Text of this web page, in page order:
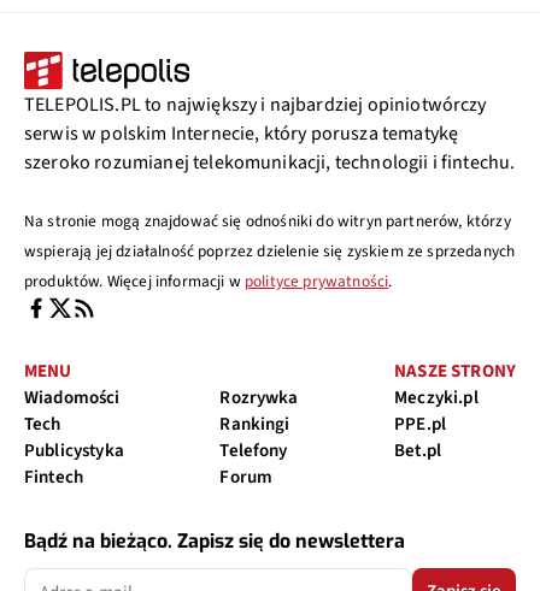
TELEPOLIS.PL to największy i najbardziej opiniotwórczy
serwis w polskim Internecie, który porusza tematykę
szeroko rozumianej telekomunikacji, technologii i fintechu.
Na stronie mogą znajdować się odnośniki do witryn partnerów, którzy
wspierają jej działalność poprzez dzielenie się zyskiem ze sprzedanych
produktów. Więcej informacji w polityce prywatności.
MENU
Wiadomości
Tech
Publicystyka
Fintech
Rozrywka
Rankingi
Telefony
Forum
NASZE STRONY
Meczyki.pl
PPE.pl
Bet.pl
Bądź na bieżąco. Zapisz się do newslettera